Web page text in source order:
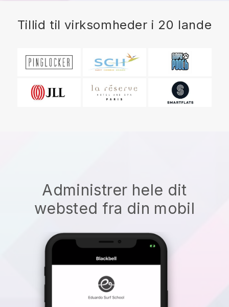
Tillid til virksomheder i 20 lande
Administrer hele dit
websted fra din mobil